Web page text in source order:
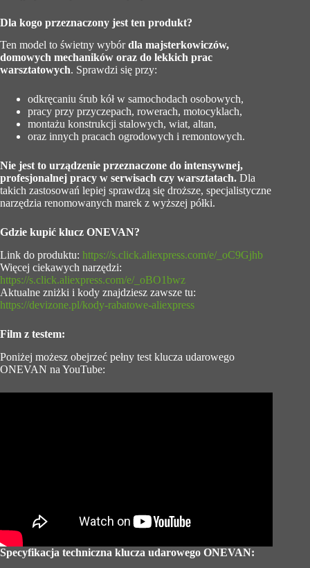
Dla kogo przeznaczony jest ten produkt?
Ten model to świetny wybórdla majsterkowiczów,
domowych mechaników oraz do lekkich prac
warsztatowych. Sprawdzi się przy:
odkręcaniu śrub kół w samochodach osobowych,
pracy przy przyczepach, rowerach, motocyklach,
montażu konstrukcji stalowych, wiat, altan,
oraz innych pracach ogrodowych i remontowych.
Nie jest to urządzenie przeznaczone do intensywnej,
profesjonalnej pracy w serwisach czy warsztatach. Dla
takich zastosowań lepiej sprawdzą się droższe, specjalistyczne
narzędzia renomowanych marek z wyższej półki.
Gdzie kupić klucz ONEVAN?
Link do produktu: https://s.click.aliexpress.com/e/_oC9Gjhb
Więcej ciekawych narzędzi:
https://s.click.aliexpress.com/e/_oBO1bwz
Aktualne zniżki i kody znajdziesz zawsze tu:
https://devizone.pl/kody-rabatowe-aliexpress
Film z testem:
Poniżej możesz obejrzeć pełny test klucza udarowego
ONEVAN na YouTube:
Specyfikacja techniczna klucza udarowego ONEVAN: